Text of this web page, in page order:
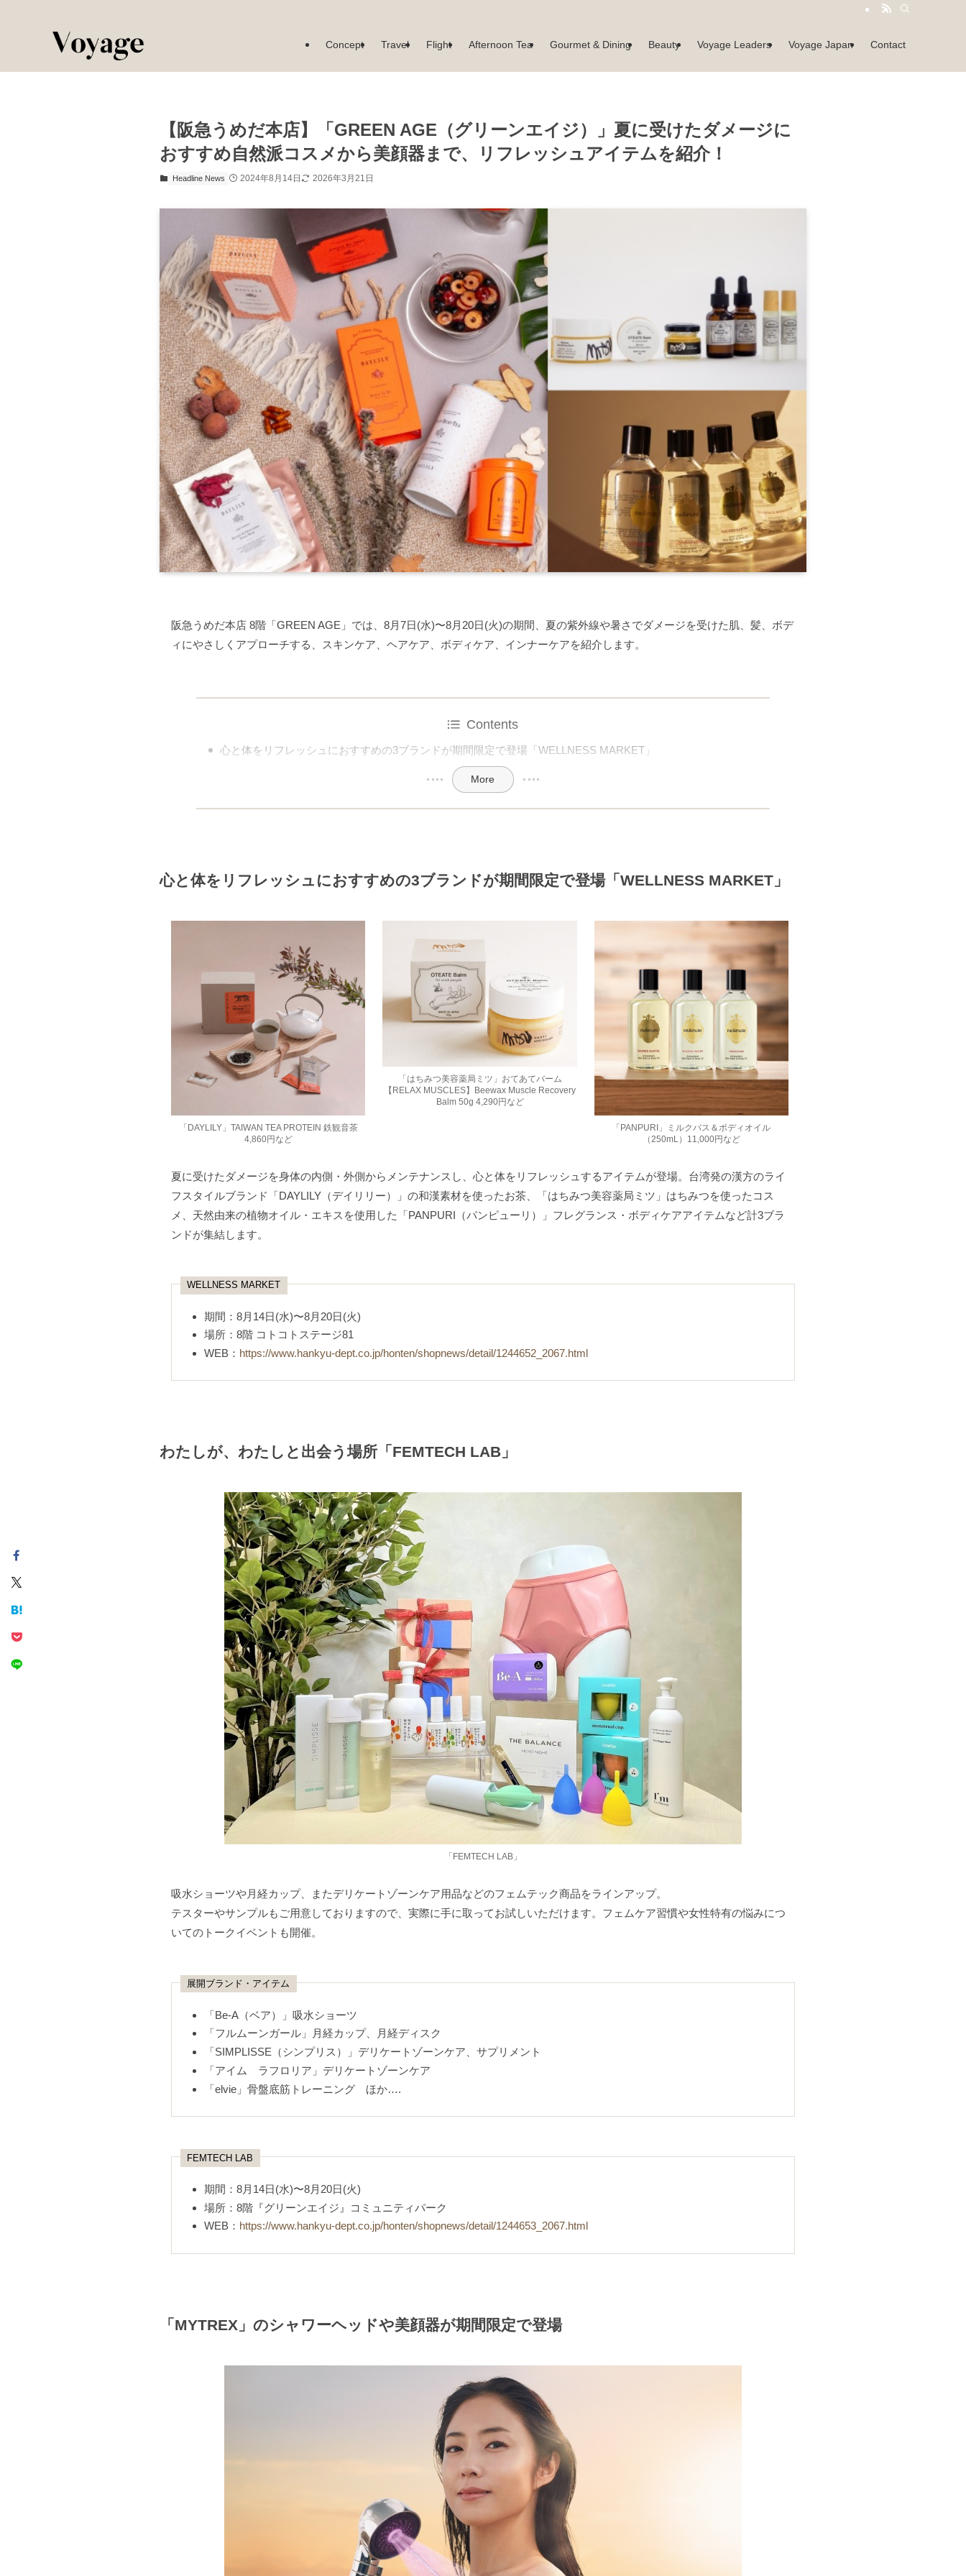
Concept Travel Flight Afternoon Tea Gourmet & Dining Beauty Voyage Leaders Voyage Japan Contact
【阪急うめだ本店】「GREEN AGE（グリーンエイジ）」夏に受けたダメージに
おすすめ自然派コスメから美顔器まで、リフレッシュアイテムを紹介！
Headline News 2024年8月14日 2026年3月21日
阪急うめだ本店 8階「GREEN AGE」では、8月7日(水)〜8月20日(火)の期間、夏の紫外線や暑さでダメージを受けた肌、髪、ボデ
ィにやさしくアプローチする、スキンケア、ヘアケア、ボディケア、インナーケアを紹介します。
Contents
心と体をリフレッシュにおすすめの3ブランドが期間限定で登場「WELLNESS MARKET」
More
心と体をリフレッシュにおすすめの3ブランドが期間限定で登場「WELLNESS MARKET」
「DAYLILY」TAIWAN TEA PROTEIN 鉄観音茶
4,860円など
「はちみつ美容薬局ミツ」おてあてバーム
【RELAX MUSCLES】Beewax Muscle Recovery
Balm 50g 4,290円など
「PANPURI」ミルクバス＆ボディオイル
（250mL）11,000円など
夏に受けたダメージを身体の内側・外側からメンテナンスし、心と体をリフレッシュするアイテムが登場。台湾発の漢方のライ
フスタイルブランド「DAYLILY（デイリリー）」の和漢素材を使ったお茶、「はちみつ美容薬局ミツ」はちみつを使ったコス
メ、天然由来の植物オイル・エキスを使用した「PANPURI（パンピューリ）」フレグランス・ボディケアアイテムなど計3ブラ
ンドが集結します。
WELLNESS MARKET
期間：8月14日(水)〜8月20日(火)
場所：8階 コトコトステージ81
WEB： https://www.hankyu-dept.co.jp/honten/shopnews/detail/1244652_2067.html
わたしが、わたしと出会う場所「FEMTECH LAB」
「FEMTECH LAB」
吸水ショーツや月経カップ、またデリケートゾーンケア用品などのフェムテック商品をラインアップ。
テスターやサンプルもご用意しておりますので、実際に手に取ってお試しいただけます。フェムケア習慣や女性特有の悩みにつ
いてのトークイベントも開催。
展開ブランド・アイテム
「Be-A（ベア）」吸水ショーツ
「フルムーンガール」月経カップ、月経ディスク
「SIMPLISSE（シンプリス）」デリケートゾーンケア、サプリメント
「アイム ラフロリア」デリケートゾーンケア
「elvie」骨盤底筋トレーニング ほか….
FEMTECH LAB
期間：8月14日(水)〜8月20日(火)
場所：8階『グリーンエイジ』コミュニティパーク
WEB： https://www.hankyu-dept.co.jp/honten/shopnews/detail/1244653_2067.html
「MYTREX」のシャワーヘッドや美顔器が期間限定で登場